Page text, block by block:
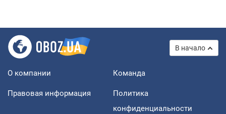
В начало
О компании Команда
Правовая информация
Политика
конфиденциальности